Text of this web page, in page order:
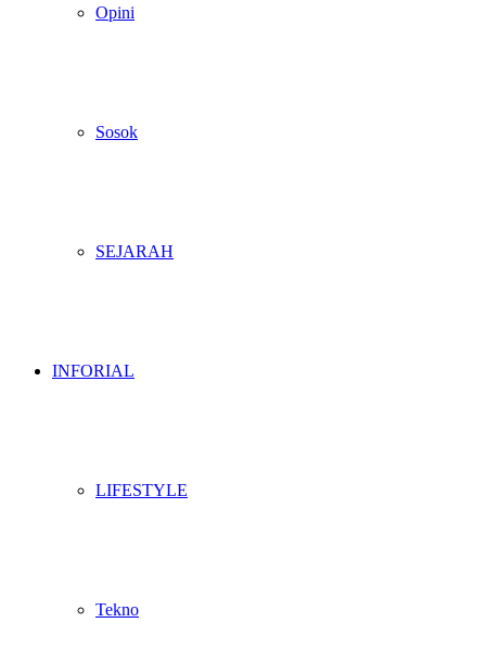
Opini
Sosok
SEJARAH
INFORIAL
LIFESTYLE
Tekno